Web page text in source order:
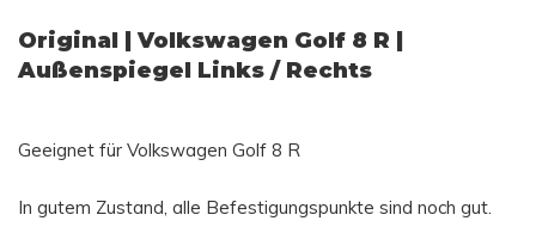
Original | Volkswagen Golf 8 R |
Außenspiegel Links / Rechts
Geeignet für Volkswagen Golf 8 R
In gutem Zustand, alle Befestigungspunkte sind noch gut.